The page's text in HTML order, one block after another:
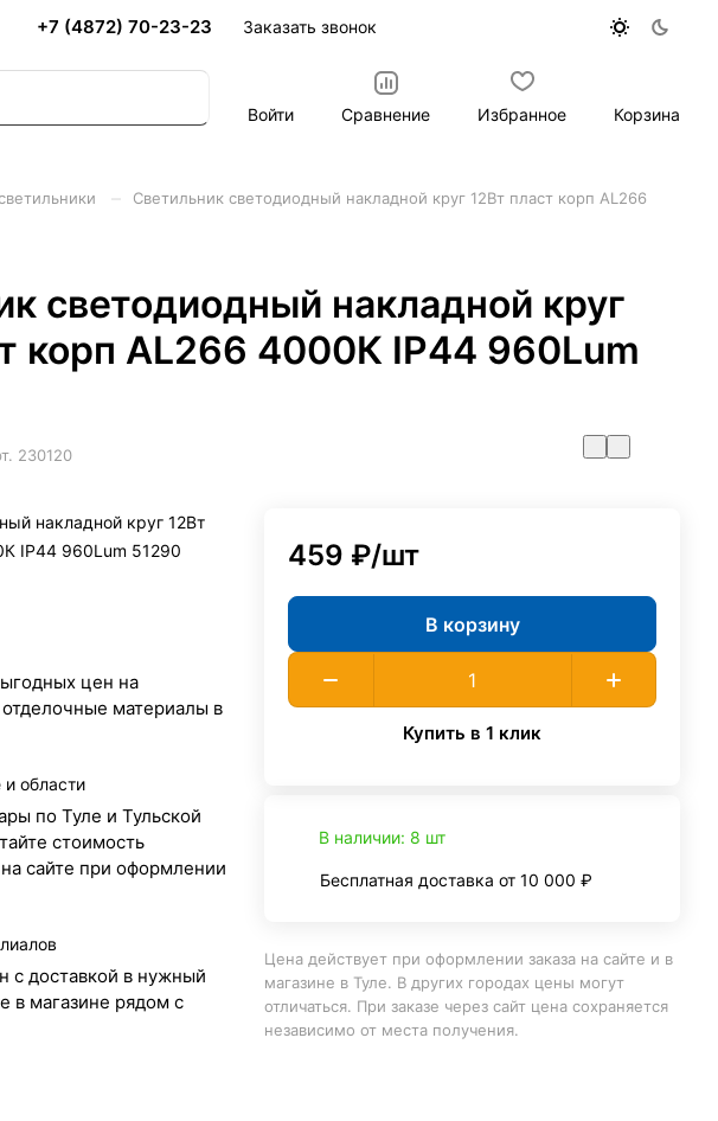
+7 (4872) 70-23-23 Заказать звонок
Войти Сравнение Избранное Корзина
Светильник светодиодный накладной круг 12Вт пласт корп AL266
светодиодный накладной круг
корп AL266 4000К IP44 960Lum
230120
накладной круг 12Вт
IP44 960Lum 51290
цен на
материалы в
и области
по Туле и Тульской
стоимость
сайте при оформлении
с доставкой в нужный
в магазине рядом с
459 ₽/шт
В корзину
Купить в 1 клик
В наличии: 8 шт
Бесплатная доставка от 10 000 ₽
Цена действует при оформлении заказа на сайте и в
магазине в Туле. В других городах цены могут
отличаться. При заказе через сайт цена сохраняется
независимо от места получения.